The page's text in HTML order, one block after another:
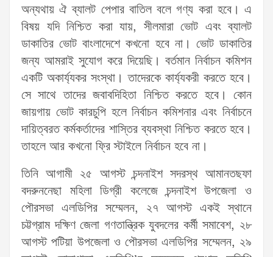
অন্যথায় ঐ ব্যালট পেপার বাতিল বলে গণ্য করা হবে। এ
বিষয় যদি নিশ্চিত করা যায়, সীলমারা ভোট এবং ব্যালট
ডাকাতির ভোট বাংলাদেশে কখনো হবে না। ভোট ডাকাতির
জন্য আমরাই সুযোগ করে দিয়েছি। বর্তমান নির্বাচন কমিশন
একটি অকার্য্যকর সংস্থা। তাদেরকে কার্য্যকরী করতে হবে।
সে সাথে তাদের জবাবদিহিতা নিশ্চিত করতে হবে। কোন
জায়গায় ভোট কারচুপি হলে নির্বাচন কমিশনার এবং নির্বাচনে
দায়িত্বরত কর্মকর্তাদের শাস্তির ব্যবস্থা নিশ্চিত করতে হবে।
তাহলে আর কখনো ফ্রি স্টাইলে নির্বাচন হবে না।
তিনি আগামী ২৫ আগস্ট চন্দনাইশ সদরস্থ আমানতছফা
বদরুননেছা মহিলা ডিগ্রী কলেজে চন্দনাইশ উপজেলা ও
পৌরসভা এলডিপির সম্মেলন, ২৭ আগস্ট একই স্থানে
চট্টগ্রাম দক্ষিণ জেলা গণতান্ত্রিক যুবদলের কর্মী সমাবেশ, ২৮
আগস্ট পটিয়া উপজেলা ও পৌরসভা এলডিপির সম্মেলন, ২৯